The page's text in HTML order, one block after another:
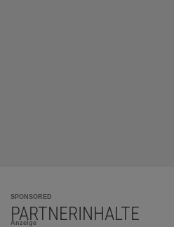
SPONSORED
PARTNERINHALTE
Anzeige